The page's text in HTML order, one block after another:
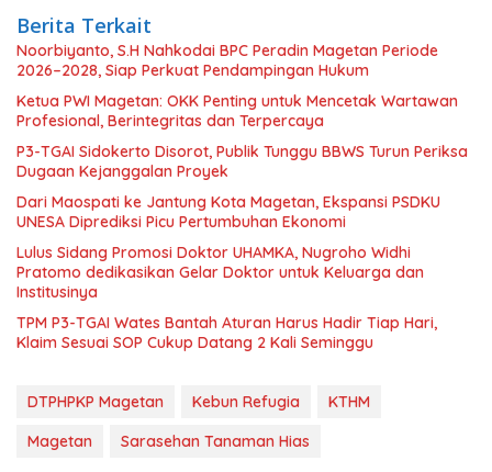
Berita Terkait
Noorbiyanto, S.H Nahkodai BPC Peradin Magetan Periode
2026–2028, Siap Perkuat Pendampingan Hukum
Ketua PWI Magetan: OKK Penting untuk Mencetak Wartawan
Profesional, Berintegritas dan Terpercaya
P3-TGAI Sidokerto Disorot, Publik Tunggu BBWS Turun Periksa
Dugaan Kejanggalan Proyek
Dari Maospati ke Jantung Kota Magetan, Ekspansi PSDKU
UNESA Diprediksi Picu Pertumbuhan Ekonomi
Lulus Sidang Promosi Doktor UHAMKA, Nugroho Widhi
Pratomo dedikasikan Gelar Doktor untuk Keluarga dan
Institusinya
TPM P3-TGAI Wates Bantah Aturan Harus Hadir Tiap Hari,
Klaim Sesuai SOP Cukup Datang 2 Kali Seminggu
DTPHPKP Magetan Kebun Refugia
KTHM
Magetan
Sarasehan Tanaman Hias